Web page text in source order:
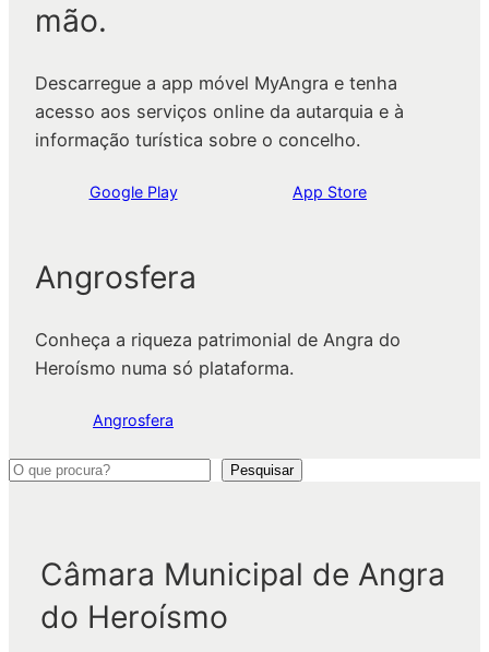
mão.
Descarregue a app móvel MyAngra e tenha
acesso aos serviços online da autarquia e à
informação turística sobre o concelho.
Google Play App Store
Angrosfera
Conheça a riqueza patrimonial de Angra do
Heroísmo numa só plataforma.
Angrosfera
P
Pesquisar
Câmara Municipal de Angra
do Heroísmo